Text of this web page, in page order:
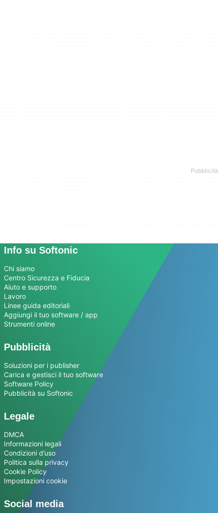
Info su Softonic
Chi siamo
Centro Sicurezza e Fiducia
Aiuto e supporto
Lavoro
Linee guida editoriali
Aggiungi il tuo software / app
Strumenti online
Pubblicità
Soluzioni per i publisher
Carica e gestisci il tuo software
Software Policy
Pubblicità su Softonic
Legale
DMCA
Informazioni legali
Condizioni d’uso
Politica sulla privacy
Cookie Policy
Impostazioni cookie
Social media